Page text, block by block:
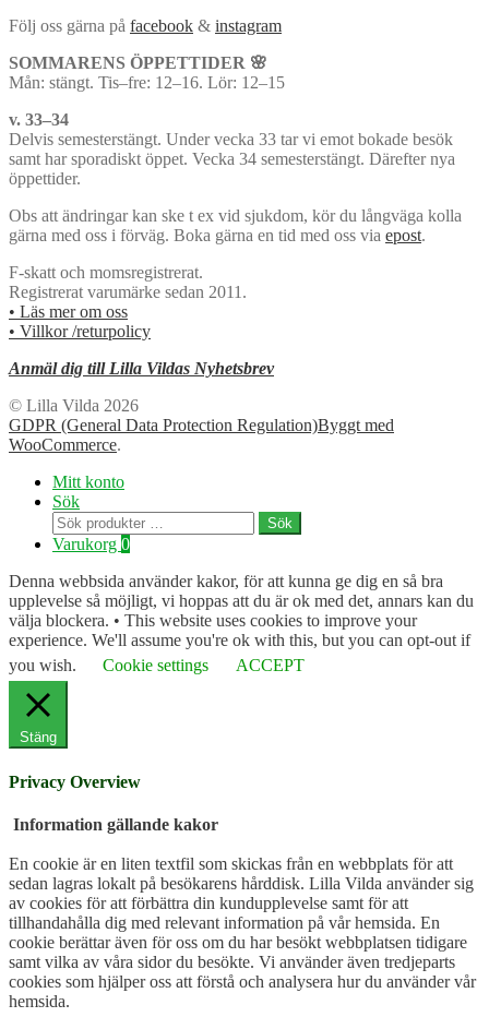
Följ oss gärna på facebook & instagram
SOMMARENS ÖPPETTIDER 🌸
Mån: stängt. Tis–fre: 12–16. Lör: 12–15
v. 33–34
Delvis semesterstängt. Under vecka 33 tar vi emot bokade besök
samt har sporadiskt öppet. Vecka 34 semesterstängt. Därefter nya
öppettider.
Obs att ändringar kan ske t ex vid sjukdom, kör du långväga kolla
gärna med oss i förväg. Boka gärna en tid med oss via epost.
F-skatt och momsregistrerat.
Registrerat varumärke sedan 2011.
• Läs mer om oss
• Villkor /returpolicy
Anmäl dig till Lilla Vildas Nyhetsbrev
© Lilla Vilda 2026
GDPR (General Data Protection Regulation)Byggt med
WooCommerce.
Mitt konto
Sök
Sök
efter:
Sök
Varukorg 0
Denna webbsida använder kakor, för att kunna ge dig en så bra
upplevelse så möjligt, vi hoppas att du är ok med det, annars kan du
välja blockera. • This website uses cookies to improve your
experience. We'll assume you're ok with this, but you can opt-out if
you wish.
Cookie settings ACCEPT
Stäng
Privacy Overview
Information gällande kakor
En cookie är en liten textfil som skickas från en webbplats för att
sedan lagras lokalt på besökarens hårddisk. Lilla Vilda använder sig
av cookies för att förbättra din kundupplevelse samt för att
tillhandahålla dig med relevant information på vår hemsida. En
cookie berättar även för oss om du har besökt webbplatsen tidigare
samt vilka av våra sidor du besökte. Vi använder även tredjeparts
cookies som hjälper oss att förstå och analysera hur du använder vår
hemsida.